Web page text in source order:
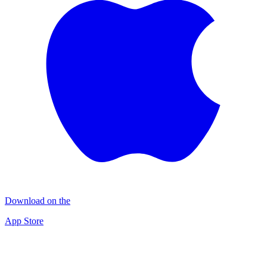
Download on the
App Store